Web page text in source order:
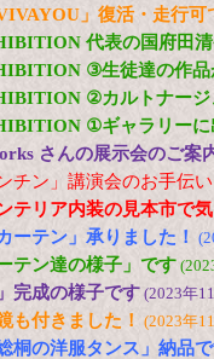
」復活・走行可
代表の国府田
③生徒達の作品
②カルトナージ
①ギャラリーに
さんの展示会のご案
チン」講演会のお手伝
テリア内装の見本市で
ーテン」承りました！
テン達の様子」です
完成の様子です (2023年
も付きました！ (2023年
桐の洋服タンス」納品